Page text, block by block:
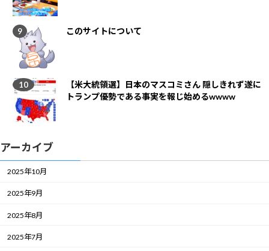
このサイトについて
【米大統領選】日本のマスコミさん 隠しきれず遂に
トランプ優勢である事実を報じ始めるwwww
アーカイブ
2025年10月
2025年9月
2025年8月
2025年7月